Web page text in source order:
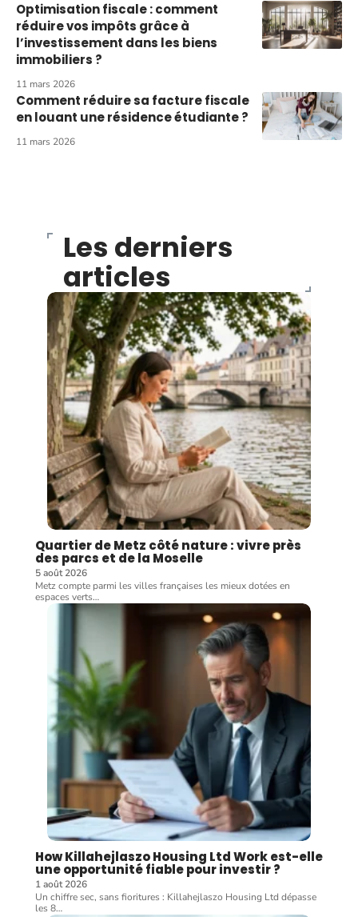
Optimisation fiscale : comment
réduire vos impôts grâce à
l’investissement dans les biens
immobiliers ?
11 mars 2026
Comment réduire sa facture fiscale
en louant une résidence étudiante ?
11 mars 2026
Les derniers
articles
Quartier de Metz côté nature : vivre près
des parcs et de la Moselle
5 août 2026
Metz compte parmi les villes françaises les mieux dotées en
espaces verts…
How Killahejlaszo Housing Ltd Work est-elle
une opportunité fiable pour investir ?
1 août 2026
Un chiffre sec, sans fioritures : Killahejlaszo Housing Ltd dépasse
les 8…